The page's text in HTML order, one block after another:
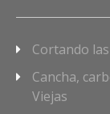
Cortando
Cancha,
Viejas